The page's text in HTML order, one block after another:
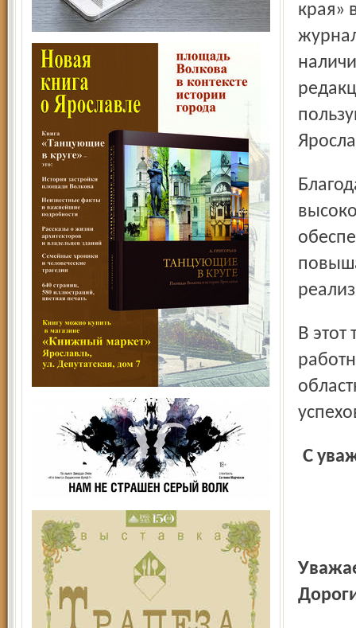
края»
Благодаря налаженному деловому сотрудничеству на
В этот торжественный день от всей души желаю вам,
С уважением Владимир ХЛЫБОВ, начальник управления
Уважаемые сотрудники средств массовой информации!